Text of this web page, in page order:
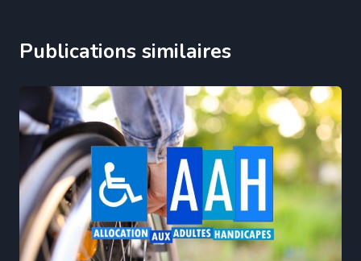
Publications similaires